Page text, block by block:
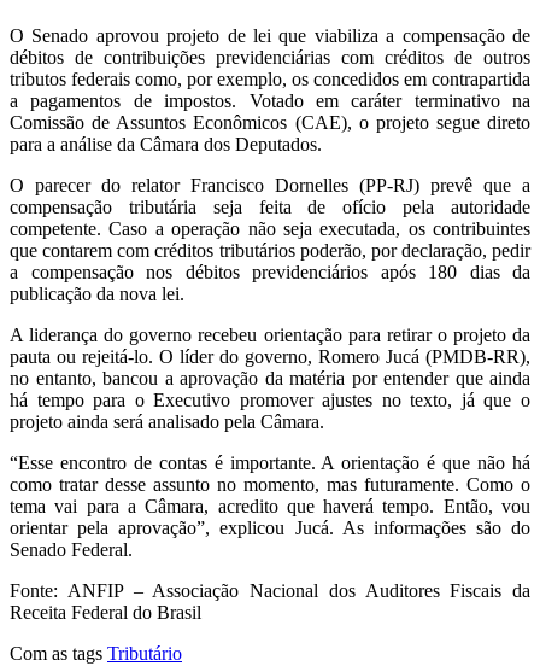
O Senado aprovou projeto de lei que viabiliza a compensação de
débitos de contribuições previdenciárias com créditos de outros
tributos federais como, por exemplo, os concedidos em contrapartida
a pagamentos de impostos. Votado em caráter terminativo na
Comissão de Assuntos Econômicos (CAE), o projeto segue direto
para a análise da Câmara dos Deputados.
O parecer do relator Francisco Dornelles (PP-RJ) prevê que a
compensação tributária seja feita de ofício pela autoridade
competente. Caso a operação não seja executada, os contribuintes
que contarem com créditos tributários poderão, por declaração, pedir
a compensação nos débitos previdenciários após 180 dias da
publicação da nova lei.
A liderança do governo recebeu orientação para retirar o projeto da
pauta ou rejeitá-lo. O líder do governo, Romero Jucá (PMDB-RR),
no entanto, bancou a aprovação da matéria por entender que ainda
há tempo para o Executivo promover ajustes no texto, já que o
projeto ainda será analisado pela Câmara.
“Esse encontro de contas é importante. A orientação é que não há
como tratar desse assunto no momento, mas futuramente. Como o
tema vai para a Câmara, acredito que haverá tempo. Então, vou
orientar pela aprovação”, explicou Jucá. As informações são do
Senado Federal.
Fonte: ANFIP – Associação Nacional dos Auditores Fiscais da
Receita Federal do Brasil
Com as tags Tributário